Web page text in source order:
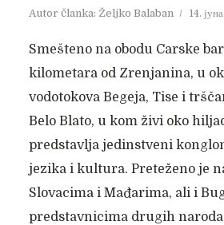
Autor članka: Željko Balaban 14.
Smešteno na obodu Carske
kilometara od Zrenjanina, u
vodotokova Begeja, Tise i
Belo Blato, u kom živi oko
predstavlja jedinstveni
jezika i kultura. Preteženo je
Slovacima i Mađarima, ali i
predstavnicima drugih